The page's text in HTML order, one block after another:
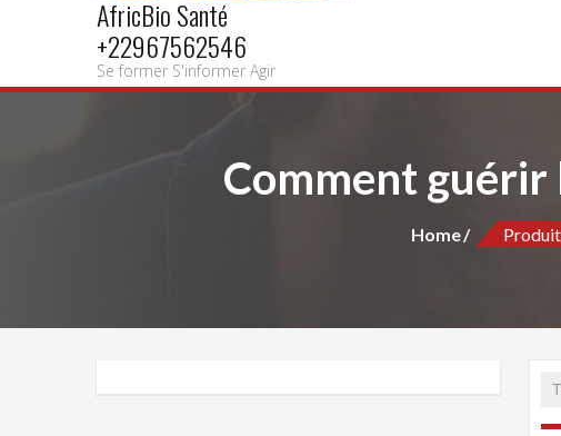
AfricBio Santé
+22967562546
Se former S'informer Agir
Comment
Home